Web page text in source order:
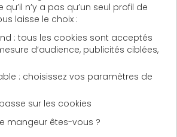
les clients d’être informés de
soit par l’intermédiaire du
via une documentation de
tous les cas, il faut veiller à ce que
soit mentionnée
ce afin d’éviter d’éventuels
permet de clarifier le
qua non de l’amendement
du niveau de garantie
n’y a pas qu’un seul profil de
laisse le choix :
: tous les cookies sont acceptés
d’audience, publicités ciblées,
: choisissez vos paramètres de
sur les cookies
mangeur êtes-vous ?